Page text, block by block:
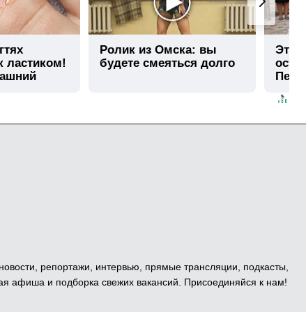
ластиком!
Ролик из Омска: вы
будете смеяться долго
Этот
репортажи, интервью, прямые трансляции, подкасты,
афиша и подборка свежих вакансий. Присоединяйся к нам!